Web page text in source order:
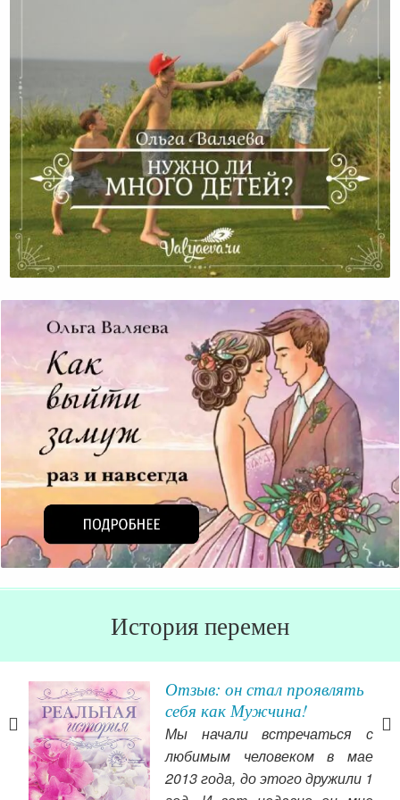
Нужно Ли Много Детей?
История перемен
с
История Анастасия
Шакирянова из Приозерска
и ее превращения
Хочу выразить огромную
благодарность Ольге